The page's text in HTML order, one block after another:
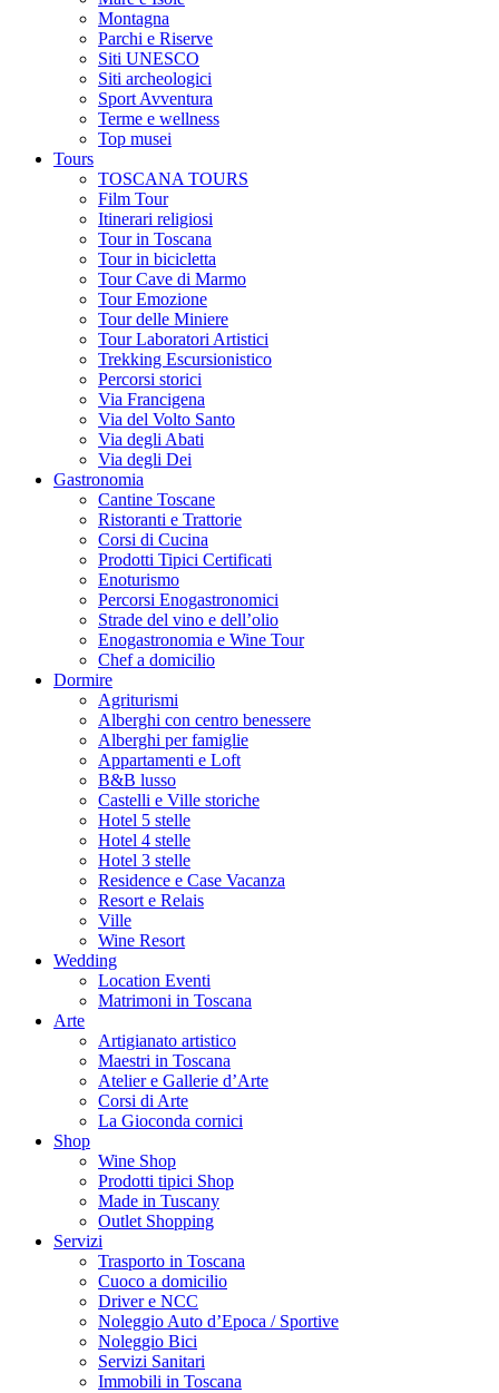
Montagna
Parchi e Riserve
Siti UNESCO
Siti archeologici
Sport Avventura
Terme e wellness
Top musei
Tours
TOSCANA TOURS
Film Tour
Itinerari religiosi
Tour in Toscana
Tour in bicicletta
Tour Cave di Marmo
Tour Emozione
Tour delle Miniere
Tour Laboratori Artistici
Trekking Escursionistico
Percorsi storici
Via Francigena
Via del Volto Santo
Via degli Abati
Via degli Dei
Gastronomia
Cantine Toscane
Ristoranti e Trattorie
Corsi di Cucina
Prodotti Tipici Certificati
Enoturismo
Percorsi Enogastronomici
Strade del vino e dell’olio
Enogastronomia e Wine Tour
Chef a domicilio
Dormire
Agriturismi
Alberghi con centro benessere
Alberghi per famiglie
Appartamenti e Loft
B&B lusso
Castelli e Ville storiche
Hotel 5 stelle
Hotel 4 stelle
Hotel 3 stelle
Residence e Case Vacanza
Resort e Relais
Ville
Wine Resort
Wedding
Location Eventi
Matrimoni in Toscana
Arte
Artigianato artistico
Maestri in Toscana
Atelier e Gallerie d’Arte
Corsi di Arte
La Gioconda cornici
Shop
Wine Shop
Prodotti tipici Shop
Made in Tuscany
Outlet Shopping
Servizi
Trasporto in Toscana
Cuoco a domicilio
Driver e NCC
Noleggio Auto d’Epoca / Sportive
Noleggio Bici
Servizi Sanitari
Immobili in Toscana